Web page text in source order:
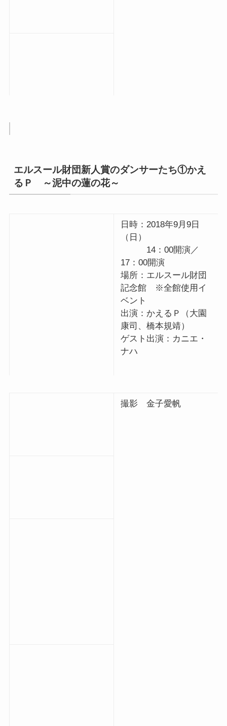
エルスール財団新人賞のダンサーたち①かえ
るＰ ～泥中の蓮の花～
日時：2018年9月9日
（日）
14：00開演／
17：00開演
場所：エルスール財団
記念館 ※全館使用イ
ベント
出演：かえるＰ（大園
康司、橋本規靖）
ゲスト出演：カニエ・
ナハ
撮影 金子愛帆